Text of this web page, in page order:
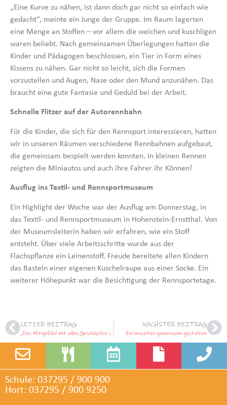
„Eine Kurve zu nähen, ist dann doch gar nicht so einfach wie
gedacht“, meinte ein Junge der Gruppe. Im Raum lagerten
eine Menge an Stoffen – vor allem die weichen und kuschligen
waren beliebt. Nach gemeinsamen Überlegungen hatten die
Kinder und Pädagogen beschlossen, ein Tier in Form eines
Kissens zu nähen. Gar nicht so leicht, sich die Formen
vorzustellen und Augen, Nase oder den Mund anzunähen. Das
braucht eine gute Fantasie und Geduld bei der Arbeit.
Schnelle Flitzer auf der Autorennbahn
Für die Kinder, die sich für den Rennsport interessieren, hatten
wir in unseren Räumen verschiedene Rennbahnen aufgebaut,
die gemeinsam bespielt werden konnten. In kleinen Rennen
zeigten die Miniautos und auch ihre Fahrer ihr Können!
Ausflug ins Textil- und Rennsportmuseum
Ein Highlight der Woche war der Ausflug am Donnerstag, in
das Textil- und Rennsportmuseum in Hohenstein-Ernstthal. Von
der Museumsleiterin haben wir erfahren, wie ein Stoff
entsteht. Über viele Arbeitsschritte wurde aus der
Flachspflanze ein Leinenstoff. Freude bereitete allen Kindern
das Basteln einer eigenen Kuschelraupe aus einer Socke. Ein
weiterer Höhepunkt war die Besichtigung der Rennsportetage.
LETZER BEITRAG
„Das Mitgefühl mit allen Geschöpfen ist es, was Menschen erst wirklich zu Menschen macht.“
NÄCHSTER BEITRAG
Ferienzeiten gemeinsam gestalten
Schule: 037295 / 900 900
Hort: 037295 / 900 9250